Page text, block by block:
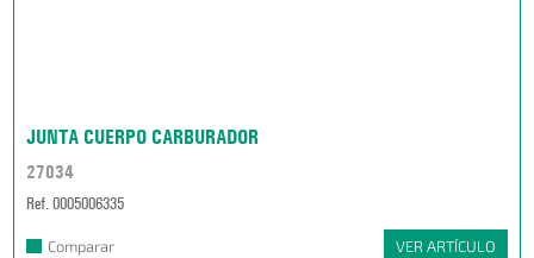
JUNTA CUERPO CARBURADOR
27034
Ref. 0005006335
Comparar VER ARTÍCULO